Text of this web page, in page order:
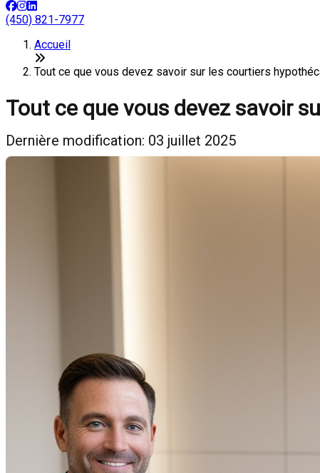
(450) 821-7977
Accueil
Tout ce que vous devez savoir sur les courtiers
Tout ce que vous devez savoir
Dernière modification: 03 juillet 2025